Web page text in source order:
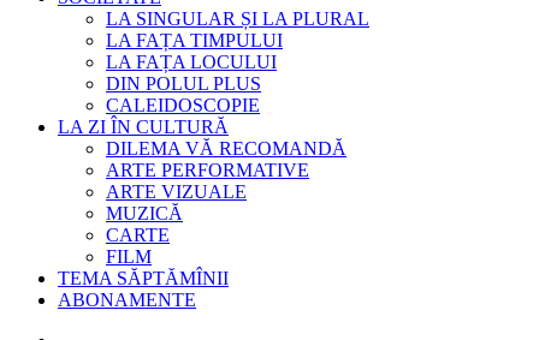
LA SINGULAR ȘI LA PLURAL
LA FAȚA TIMPULUI
LA FAȚA LOCULUI
DIN POLUL PLUS
CALEIDOSCOPIE
LA ZI ÎN CULTURĂ
DILEMA VĂ RECOMANDĂ
ARTE PERFORMATIVE
ARTE VIZUALE
MUZICĂ
CARTE
FILM
TEMA SĂPTĂMÎNII
ABONAMENTE